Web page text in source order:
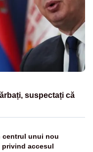
suspectați că
centrul unui nou
privind accesul